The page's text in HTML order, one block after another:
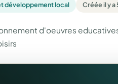
développement local Créée il y a
d'oeuvres